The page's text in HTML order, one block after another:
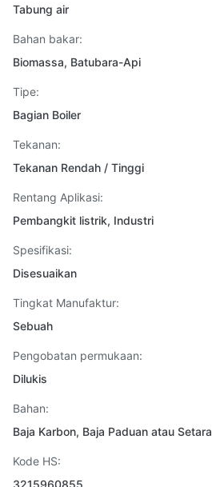
Tabung air
Bahan bakar:
Biomassa, Batubara-Api
Tipe:
Bagian Boiler
Tekanan:
Tekanan Rendah / Tinggi
Rentang Aplikasi:
Pembangkit listrik, Industri
Spesifikasi:
Disesuaikan
Tingkat Manufaktur:
Sebuah
Pengobatan permukaan:
Dilukis
Bahan:
Baja Karbon, Baja Paduan atau Setara
Kode HS:
3215960855